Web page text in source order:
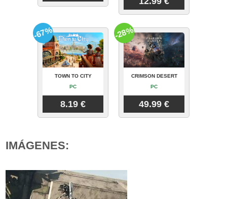
TOWN TO CITY
PC
8.19 €
-67%
CRIMSON DESERT
PC
49.99 €
-28%
IMÁGENES: